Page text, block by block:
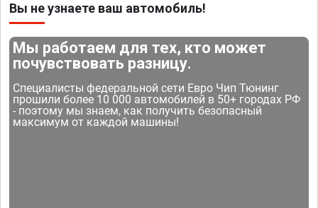
Вы не узнаете ваш автомобиль!
Мы работаем для тех, кто может
почувствовать разницу.
Специалисты федеральной сети Евро Чип Тюнинг
прошили более 10 000 автомобилей в 50+ городах РФ
- поэтому мы знаем, как получить безопасный
максимум от каждой машины!